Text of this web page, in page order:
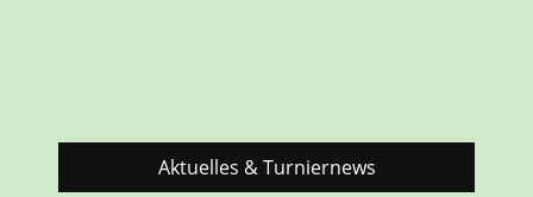
Aktuelles & Turniernews